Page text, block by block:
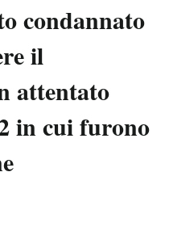
Moda
Consumismi
Storie/Idee
Media
condannato
il
attentato
in cui furono